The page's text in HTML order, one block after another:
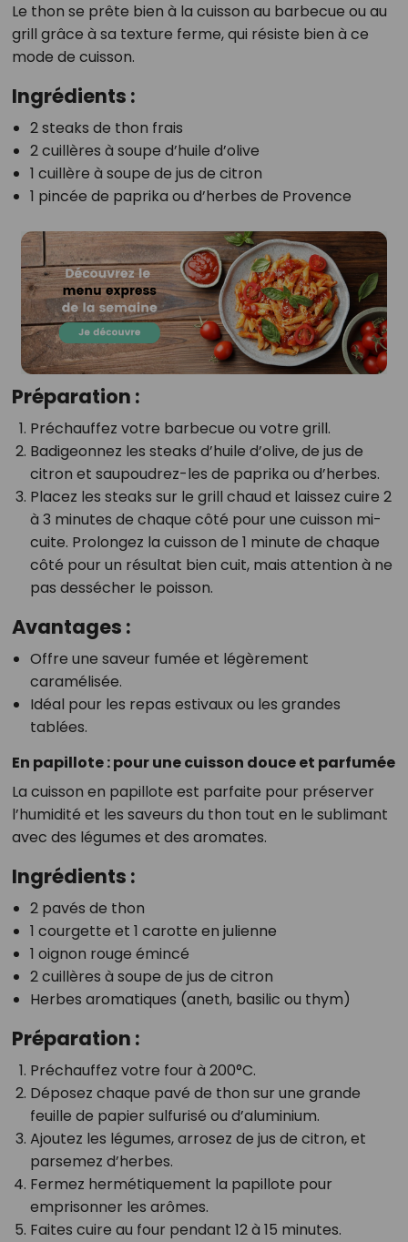
Le thon se prête bien à la cuisson au barbecue ou au
grill grâce à sa texture ferme, qui résiste bien à ce
mode de cuisson.
Ingrédients :
2 steaks de thon frais
2 cuillères à soupe d’huile d’olive
1 cuillère à soupe de jus de citron
1 pincée de paprika ou d’herbes de Provence
Préparation :
Préchauffez votre barbecue ou votre grill.
Badigeonnez les steaks d’huile d’olive, de jus de
citron et saupoudrez-les de paprika ou d’herbes.
Placez les steaks sur le grill chaud et laissez cuire 2
à 3 minutes de chaque côté pour une cuisson mi-
cuite. Prolongez la cuisson de 1 minute de chaque
côté pour un résultat bien cuit, mais attention à ne
pas dessécher le poisson.
Avantages :
Offre une saveur fumée et légèrement
caramélisée.
Idéal pour les repas estivaux ou les grandes
tablées.
En papillote : pour une cuisson douce et parfumée
La cuisson en papillote est parfaite pour préserver
l’humidité et les saveurs du thon tout en le sublimant
avec des légumes et des aromates.
Ingrédients :
2 pavés de thon
1 courgette et 1 carotte en julienne
1 oignon rouge émincé
2 cuillères à soupe de jus de citron
Herbes aromatiques (aneth, basilic ou thym)
Préparation :
Préchauffez votre four à 200°C.
Déposez chaque pavé de thon sur une grande
feuille de papier sulfurisé ou d’aluminium.
Ajoutez les légumes, arrosez de jus de citron, et
parsemez d’herbes.
Fermez hermétiquement la papillote pour
emprisonner les arômes.
Faites cuire au four pendant 12 à 15 minutes.